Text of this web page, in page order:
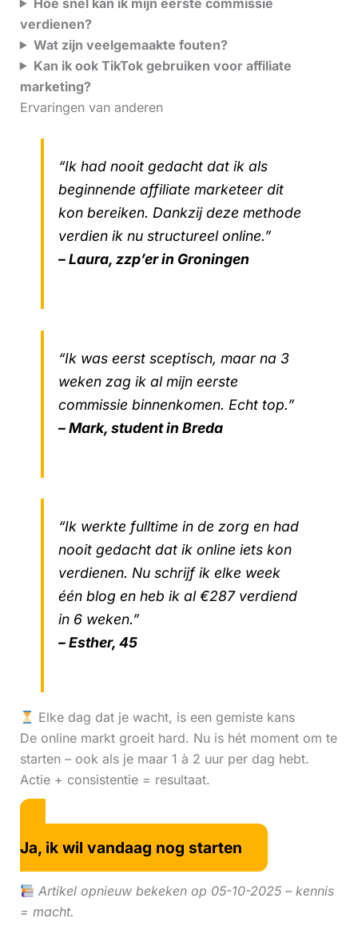
verdienen?
Wat zijn veelgemaakte fouten?
Kan ik ook TikTok gebruiken voor affiliate
marketing?
Ervaringen van anderen
“Ik had nooit gedacht dat ik als
beginnende affiliate marketeer dit
kon bereiken. Dankzij deze methode
verdien ik nu structureel online.”
– Laura, zzp’er in Groningen
“Ik was eerst sceptisch, maar na 3
weken zag ik al mijn eerste
commissie binnenkomen. Echt top.”
– Mark, student in Breda
“Ik werkte fulltime in de zorg en had
nooit gedacht dat ik online iets kon
verdienen. Nu schrijf ik elke week
één blog en heb ik al €287 verdiend
in 6 weken.”
– Esther, 45
Elke dag dat je wacht, is een gemiste kans
De online markt groeit hard. Nu is hét moment om te
starten – ook als je maar 1 à 2 uur per dag hebt.
Actie + consistentie = resultaat.
Ja, ik wil vandaag nog starten
Artikel opnieuw bekeken op 05-10-2025 – kennis
= macht.